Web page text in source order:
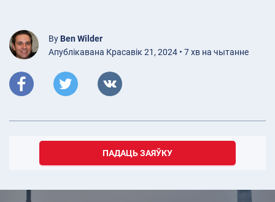
By Ben Wilder
Апублікавана Красавік 21, 2024 • 7 хв на чытанне
ПАДАЦЬ ЗАЯЎКУ